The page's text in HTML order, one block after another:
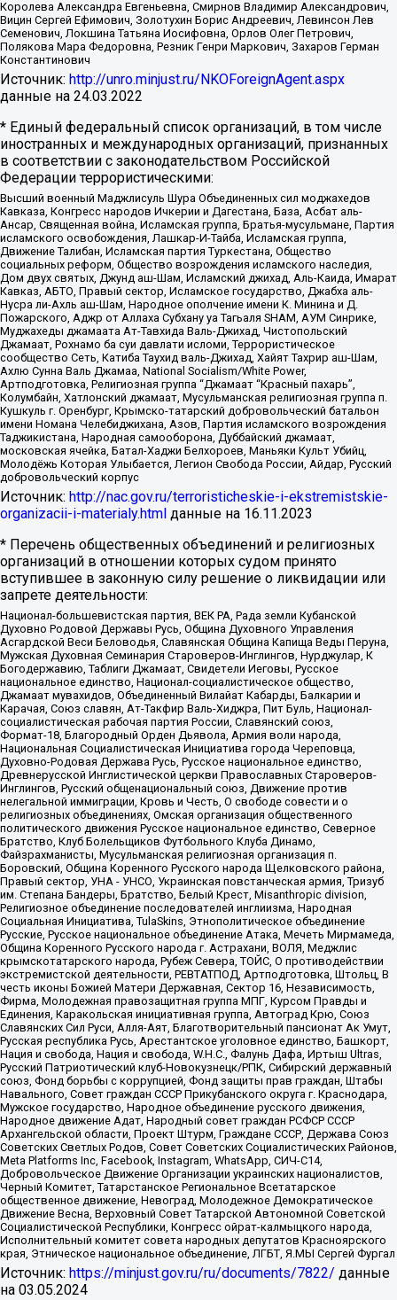
Королева Александра Евгеньевна, Смирнов Владимир Александрович,
Вицин Сергей Ефимович, Золотухин Борис Андреевич, Левинсон Лев
Семенович, Локшина Татьяна Иосифовна, Орлов Олег Петрович,
Полякова Мара Федоровна, Резник Генри Маркович, Захаров Герман
Константинович
Источник: http://unro.minjust.ru/NKOForeignAgent.aspx
данные на 24.03.2022
* Единый федеральный список организаций, в том числе
иностранных и международных организаций, признанных
в соответствии с законодательством Российской
Федерации террористическими:
Высший военный Маджлисуль Шура Объединенных сил моджахедов
Кавказа, Конгресс народов Ичкерии и Дагестана, База, Асбат аль-
Ансар, Священная война, Исламская группа, Братья-мусульмане, Партия
исламского освобождения, Лашкар-И-Тайба, Исламская группа,
Движение Талибан, Исламская партия Туркестана, Общество
социальных реформ, Общество возрождения исламского наследия,
Дом двух святых, Джунд аш-Шам, Исламский джихад, Аль-Каида, Имарат
Кавказ, АБТО, Правый сектор, Исламское государство, Джабха аль-
Нусра ли-Ахль аш-Шам, Народное ополчение имени К. Минина и Д.
Пожарского, Аджр от Аллаха Субхану уа Тагьаля SHAM, АУМ Синрике,
Муджахеды джамаата Ат-Тавхида Валь-Джихад, Чистопольский
Джамаат, Рохнамо ба суи давлати исломи, Террористическое
сообщество Сеть, Катиба Таухид валь-Джихад, Хайят Тахрир аш-Шам,
Ахлю Сунна Валь Джамаа, National Socialism/White Power,
Артподготовка, Религиозная группа “Джамаат “Красный пахарь”,
Колумбайн, Хатлонский джамаат, Мусульманская религиозная группа п.
Кушкуль г. Оренбург, Крымско-татарский добровольческий батальон
имени Номана Челебиджихана, Азов, Партия исламского возрождения
Таджикистана, Народная самооборона, Дуббайский джамаат,
московская ячейка, Батал-Хаджи Белхороев, Маньяки Культ Убийц,
Молодёжь Которая Улыбается, Легион Свобода России, Айдар, Русский
добровольческий корпус
Источник: http://nac.gov.ru/terroristicheskie-i-ekstremistskie-
organizacii-i-materialy.html данные на 16.11.2023
* Перечень общественных объединений и религиозных
организаций в отношении которых судом принято
вступившее в законную силу решение о ликвидации или
запрете деятельности:
Национал-большевистская партия, ВЕК РА, Рада земли Кубанской
Духовно Родовой Державы Русь, Община Духовного Управления
Асгардской Веси Беловодья, Славянская Община Капища Веды Перуна,
Мужская Духовная Семинария Староверов-Инглингов, Нурджулар, К
Богодержавию, Таблиги Джамаат, Свидетели Иеговы, Русское
национальное единство, Национал-социалистическое общество,
Джамаат мувахидов, Объединенный Вилайат Кабарды, Балкарии и
Карачая, Союз славян, Ат-Такфир Валь-Хиджра, Пит Буль, Национал-
социалистическая рабочая партия России, Славянский союз,
Формат-18, Благородный Орден Дьявола, Армия воли народа,
Национальная Социалистическая Инициатива города Череповца,
Духовно-Родовая Держава Русь, Русское национальное единство,
Древнерусской Инглистической церкви Православных Староверов-
Инглингов, Русский общенациональный союз, Движение против
нелегальной иммиграции, Кровь и Честь, О свободе совести и о
религиозных объединениях, Омская организация общественного
политического движения Русское национальное единство, Северное
Братство, Клуб Болельщиков Футбольного Клуба Динамо,
Файзрахманисты, Мусульманская религиозная организация п.
Боровский, Община Коренного Русского народа Щелковского района,
Правый сектор, УНА - УНСО, Украинская повстанческая армия, Тризуб
им. Степана Бандеры, Братство, Белый Крест, Misanthropic division,
Религиозное объединение последователей инглиизма, Народная
Социальная Инициатива, TulaSkins, Этнополитическое объединение
Русские, Русское национальное объединение Атака, Мечеть Мирмамеда,
Община Коренного Русского народа г. Астрахани, ВОЛЯ, Меджлис
крымскотатарского народа, Рубеж Севера, ТОЙС, О противодействии
экстремистской деятельности, РЕВТАТПОД, Артподготовка, Штольц, В
честь иконы Божией Матери Державная, Сектор 16, Независимость,
Фирма, Молодежная правозащитная группа МПГ, Курсом Правды и
Единения, Каракольская инициативная группа, Автоград Крю, Союз
Славянских Сил Руси, Алля-Аят, Благотворительный пансионат Ак Умут,
Русская республика Русь, Арестантское уголовное единство, Башкорт,
Нация и свобода, Нация и свобода, W.H.С., Фалунь Дафа, Иртыш Ultras,
Русский Патриотический клуб-Новокузнецк/РПК, Сибирский державный
союз, Фонд борьбы с коррупцией, Фонд защиты прав граждан, Штабы
Навального, Совет граждан СССР Прикубанского округа г. Краснодара,
Мужское государство, Народное объединение русского движения,
Народное движение Адат, Народный совет граждан РСФСР СССР
Архангельской области, Проект Штурм, Граждане СССР, Держава Союз
Советских Светлых Родов, Совет Советских Социалистических Районов,
Meta Platforms Inc, Facebook, Instagram, WhatsApp, СИЧ-С14,
Добровольческое Движение Организации украинских националистов,
Черный Комитет, Татарстанское Региональное Всетатарское
общественное движение, Невоград, Молодежное Демократическое
Движение Весна, Верховный Совет Татарской Автономной Советской
Социалистической Республики, Конгресс ойрат-калмыцкого народа,
Исполнительный комитет совета народных депутатов Красноярского
края, Этническое национальное объединение, ЛГБТ, Я.МЫ Сергей Фургал
Источник: https://minjust.gov.ru/ru/documents/7822/ данные
на 03.05.2024